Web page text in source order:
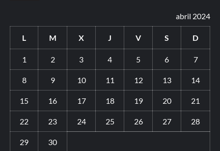
abril 2024
L M X J V S D
1 2 3 4 5 6 7
8 9 10 11 12 13 14
15 16 17 18 19 20 21
22 23 24 25 26 27 28
29 30